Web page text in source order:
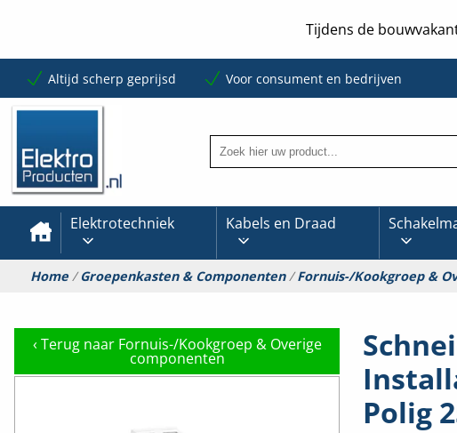
Tijdens de
Altijd scherp geprijsd Voor consument en bedrijven
Elektrotechniek Kabels en Draad
Home/Groepenkasten & Componenten/Fornuis-/Kookgroep &
‹ Terug naar Fornuis-/Kookgroep & Overige
componenten
Polig